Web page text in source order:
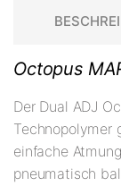
Octopus
Der Dual ADJ
Technopolymer
einfache
pneumatisch